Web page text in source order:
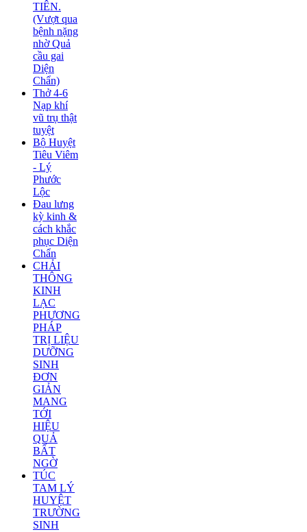
TIÊN.
(Vượt qua
bệnh nặng
nhờ Quả
cầu gai
Diện
Chẩn)
Thở 4-6
Nạp khí
vũ trụ thật
tuyệt
Bộ Huyệt
Tiêu Viêm
- Lý
Phước
Lộc
Đau lưng
kỳ kinh &
cách khắc
phục Diện
Chẩn
CHẢI
THÔNG
KINH
LẠC
PHƯƠNG
PHÁP
TRỊ LIỆU
DƯỠNG
SINH
ĐƠN
GIẢN
MANG
TỚI
HIỆU
QUẢ
BẤT
NGỜ
TÚC
TAM LÝ
HUYỆT
TRƯỜNG
SINH